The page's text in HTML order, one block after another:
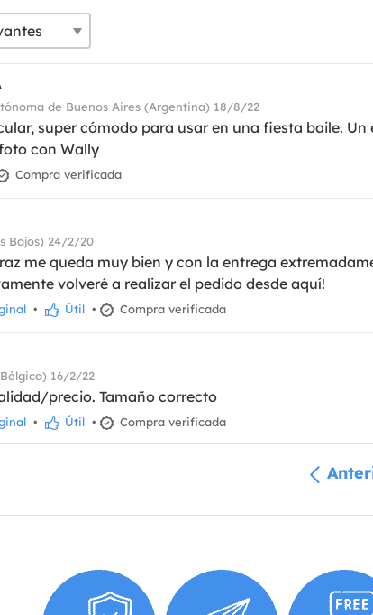
de Buenos Aires (Argentina) 18/8/22
super cómodo para usar en una fiesta baile.
con Wally
Compra verificada
Bajos) 24/2/20
me queda muy bien y con la entrega
volveré a realizar el pedido desde aquí!
• Útil • Compra verificada
16/2/22
precio. Tamaño correcto
• Útil • Compra verificada